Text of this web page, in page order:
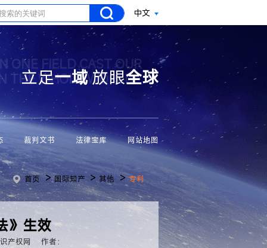
中文
ONE FIELD CAST OUR
THE WHOLE WORLD
立足一域放眼全球
裁判文书 法律宝库 网站地图
首页 >国际知产 >其他 >专利
》生效
产权网 作者：